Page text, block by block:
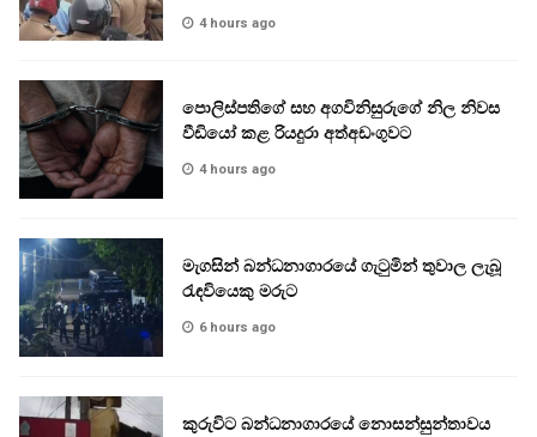
4 hours ago
පොලිස්පතිගේ සහ අගවිනිසුරුගේ නිල නිවස
වීඩියෝ කළ රියදුරා අත්අඩංගුවට
4 hours ago
මැගසින් බන්ධනාගාරයේ ගැටුමින් තුවාල ලැබූ
රැඳවියෙකු මරුට
6 hours ago
කුරුවිට බන්ධනාගාරයේ නොසන්සුන්තාවය